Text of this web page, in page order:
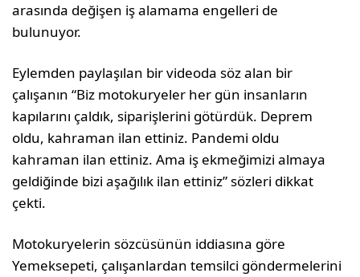
arasında değişen iş alamama engelleri de
bulunuyor.
Eylemden paylaşılan bir videoda söz alan bir
çalışanın “Biz motokuryeler her gün insanların
kapılarını çaldık, siparişlerini götürdük. Deprem
oldu, kahraman ilan ettiniz. Pandemi oldu
kahraman ilan ettiniz. Ama iş ekmeğimizi almaya
geldiğinde bizi aşağılık ilan ettiniz” sözleri dikkat
çekti.
Motokuryelerin sözcüsünün iddiasına göre
Yemeksepeti, çalışanlardan temsilci göndermelerini